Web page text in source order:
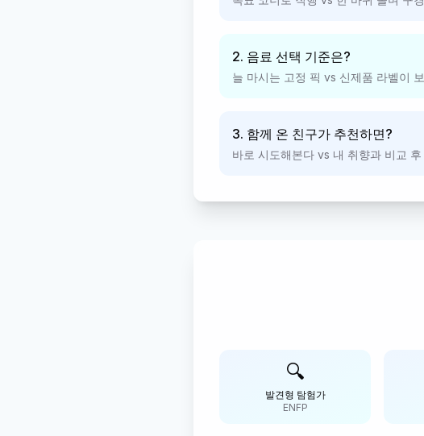
2. 음료 선택 기준은?
늘 마시는 고정 픽 vs 신제품 라벨이
3. 함께 온 친구가 추천하면?
바로 시도해본다 vs 내 취향과 비교 후
🔍
발견형 탐험가
ENFP